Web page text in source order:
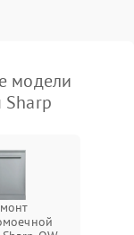
модели